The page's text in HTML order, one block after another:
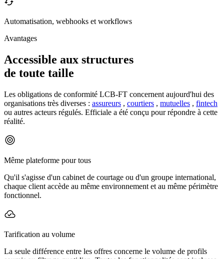
Automatisation, webhooks et workflows
Avantages
Accessible aux structures
de toute taille
Les obligations de conformité LCB-FT concernent aujourd'hui des
organisations très diverses : assureurs , courtiers , mutuelles , fintech
ou autres acteurs régulés. Efficiale a été conçu pour répondre à cette
réalité.
Même plateforme pour tous
Qu'il s'agisse d'un cabinet de courtage ou d'un groupe international,
chaque client accède au même environnement et au même périmètre
fonctionnel.
Tarification au volume
La seule différence entre les offres concerne le volume de profils